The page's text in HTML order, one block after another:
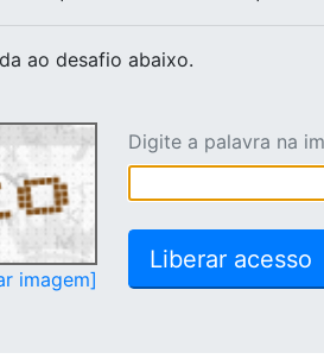
ao desafio abaixo.
imagem]
Digite a palavra na